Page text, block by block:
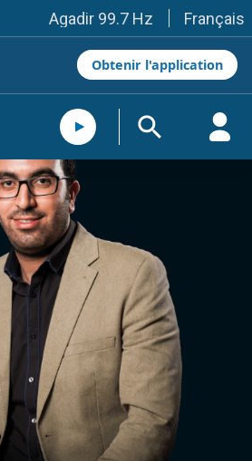
Agadir 99.7 Hz
Tanger 103.3 Hz
Tétouan 87.8 Hz
Fès 98.8 Hz
Meknès 97.2 Hz
El Jadida 97.3
Settat 104,6
Essaouira 96.6
Taounate 95.6
Tiznit 103.1
SkhourRhamna 92.2
Taroudant 104.9
Guelmim 91.9
Tan-Tan 95.2
Tafraout 104.9
Casablanca 92.5 Hz
Rabat, Salé 106.9 Hz
Marrakech 90.5 Hz
Agadir 99.7 Hz
Tanger 103.3 Hz
Tétouan 87.8 Hz
Français
Obtenir l'application